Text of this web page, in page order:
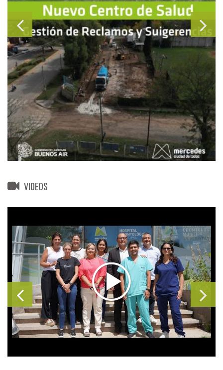
VIDEOS